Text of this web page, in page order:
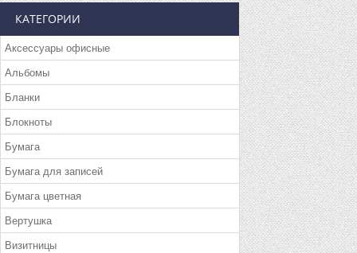
КАТЕГОРИИ
Аксессуары офисные
Альбомы
Бланки
Блокноты
Бумага
Бумага для записей
Бумага цветная
Вертушка
Визитницы